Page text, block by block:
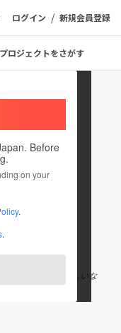
ログイン / 新規会員登録
プロジェクトをさがす
Before
on your
.
.
投稿しています
しましてイナカらしいな
しています～！